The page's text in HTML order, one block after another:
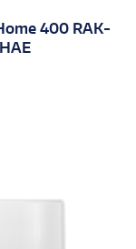
400 RAK-